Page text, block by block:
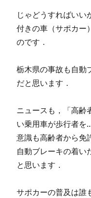
じゃどうすればいい
付きの車（サポカー
のです．
栃木県の事故も自動
だと思います．
ニュースも，「高齢
い乗用車が歩行者を
意識も高齢者から免
自動ブレーキの着い
と思います．
サポカーの普及は誰